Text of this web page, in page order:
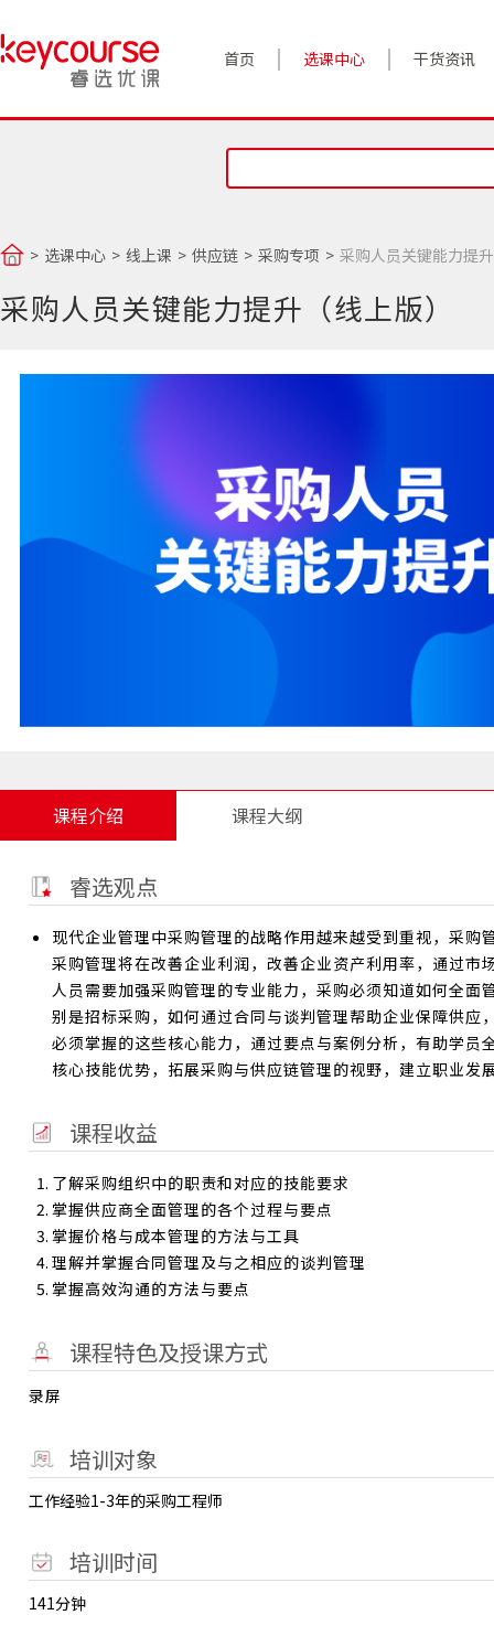
首页 选课中心 干货资讯
案例实践
对话高管
睿选视角
选课中心 线上课 供应链 采购专项 采购人员关键能力提
采购人员关键能力提升（线上版）
课程介绍 课程大纲
睿选观点
现代企业管理中采购管理的战略作用越来越受到重视，采
采购管理将在改善企业利润，改善企业资产利用率，通过
人员需要加强采购管理的专业能力，采购必须知道如何全
别是招标采购，如何通过合同与谈判管理帮助企业保障供
必须掌握的这些核心能力，通过要点与案例分析，有助学
核心技能优势，拓展采购与供应链管理的视野，建立职业发
课程收益
了解采购组织中的职责和对应的技能要求
掌握供应商全面管理的各个过程与要点
掌握价格与成本管理的方法与工具
理解并掌握合同管理及与之相应的谈判管理
掌握高效沟通的方法与要点
课程特色及授课方式
录屏
培训对象
工作经验1-3年的采购工程师
培训时间
141分钟